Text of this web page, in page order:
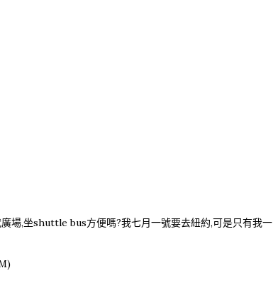
場,坐shuttle bus方便嗎?我七月一號要去紐約,可是只有我一